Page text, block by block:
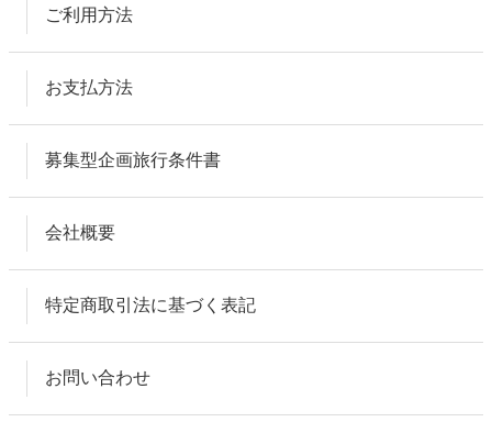
ご利用方法
お支払方法
募集型企画旅行条件書
会社概要
特定商取引法に基づく表記
お問い合わせ